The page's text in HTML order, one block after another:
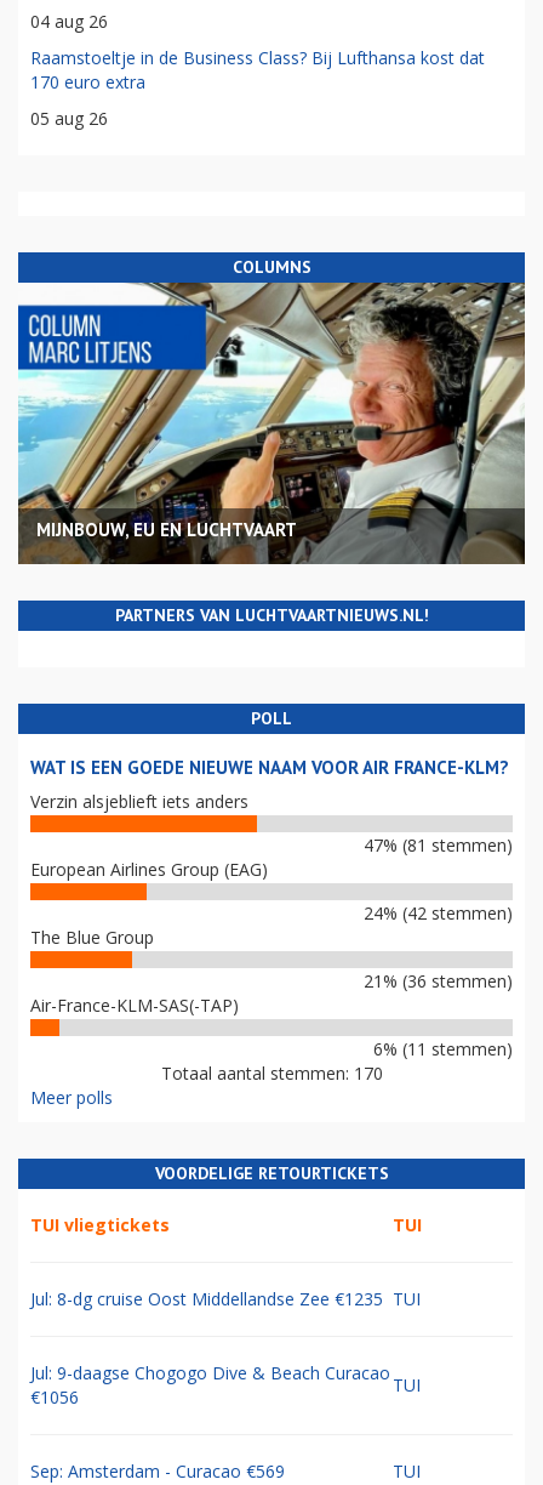
04 aug 26
Raamstoeltje in de Business Class? Bij Lufthansa kost dat
170 euro extra
05 aug 26
COLUMNS
MIJNBOUW, EU EN LUCHTVAART
PARTNERS VAN LUCHTVAARTNIEUWS.NL!
POLL
WAT IS EEN GOEDE NIEUWE NAAM VOOR AIR FRANCE-KLM?
Verzin alsjeblieft iets anders
47% (81 stemmen)
European Airlines Group (EAG)
24% (42 stemmen)
The Blue Group
21% (36 stemmen)
Air-France-KLM-SAS(-TAP)
6% (11 stemmen)
Totaal aantal stemmen: 170
Meer polls
VOORDELIGE RETOURTICKETS
TUI vliegtickets TUI
Jul: 8-dg cruise Oost Middellandse Zee €1235 TUI
Jul: 9-daagse Chogogo Dive & Beach Curacao
€1056
TUI
Sep: Amsterdam - Curacao €569 TUI